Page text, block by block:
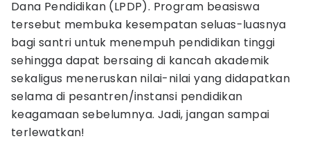
Dana Pendidikan (LPDP). Program beasiswa
tersebut membuka kesempatan seluas-luasnya
bagi santri untuk menempuh pendidikan tinggi
sehingga dapat bersaing di kancah akademik
sekaligus meneruskan nilai-nilai yang didapatkan
selama di pesantren/instansi pendidikan
keagamaan sebelumnya. Jadi, jangan sampai
terlewatkan!